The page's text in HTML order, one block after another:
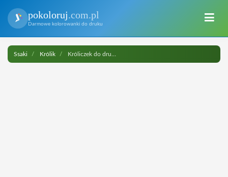
pokoloruj.com.pl
Darmowe kolorowanki do druku
Ssaki Królik Króliczek do druku